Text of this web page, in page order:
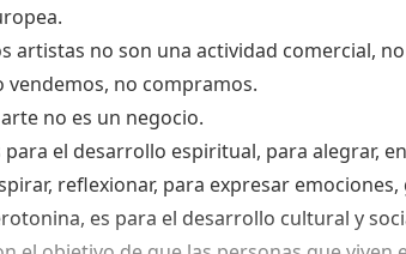
artistas no son una actividad comercial,
vendemos, no compramos.
arte no es un negocio.
para el desarrollo espiritual, para alegrar,
reflexionar, para expresar
es para el desarrollo cultural y